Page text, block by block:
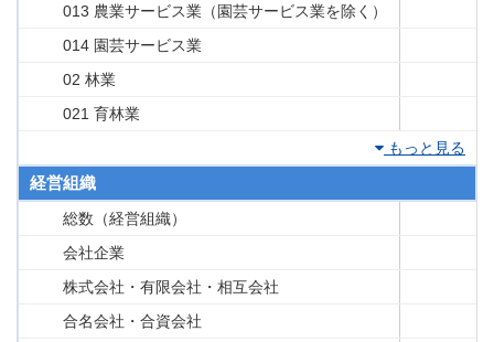
013 農業サービス業（園芸サービス業を除く）
014 園芸サービス業
02 林業
021 育林業
もっと見る
経営組織
総数（経営組織）
会社企業
株式会社・有限会社・相互会社
合名会社・合資会社